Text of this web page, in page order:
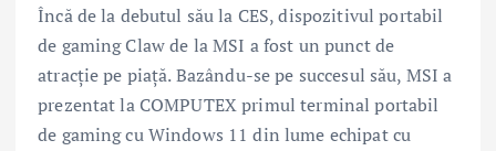
Încă de la debutul său la CES, dispozitivul portabil
de gaming Claw de la MSI a fost un punct de
atracție pe piață. Bazându-se pe succesul său, MSI a
prezentat la COMPUTEX primul terminal portabil
de gaming cu Windows 11 din lume echipat cu